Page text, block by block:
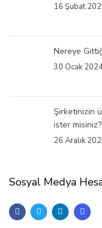
16 Şubat
Nereye
30 Ocak
Şirketinizin
ister misiniz?
26 Aralık
Sosyal Medya